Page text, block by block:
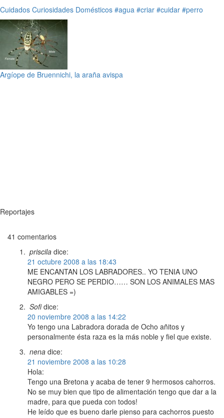
Cuidados Curiosidades Domésticos #agua #criar #cuidar #perro
Argíope de Bruennichi, la araña avispa
Reportajes
41 comentarios
priscila dice:
21 octubre 2008 a las 18:43
ME ENCANTAN LOS LABRADORES.. YO TENIA UNO
NEGRO PERO SE PERDIO…… SON LOS ANIMALES MAS
AMIGABLES =)
Sofi dice:
20 noviembre 2008 a las 14:22
Yo tengo una Labradora dorada de Ocho añitos y
personalmente ésta raza es la más noble y fiel que existe.
nena dice:
21 noviembre 2008 a las 10:28
Hola:
Tengo una Bretona y acaba de tener 9 hermosos cahorros.
No se muy bien que tipo de alimentación tengo que dar a la
madre, para que pueda con todos!
He leído que es bueno darle pienso para cachorros puesto